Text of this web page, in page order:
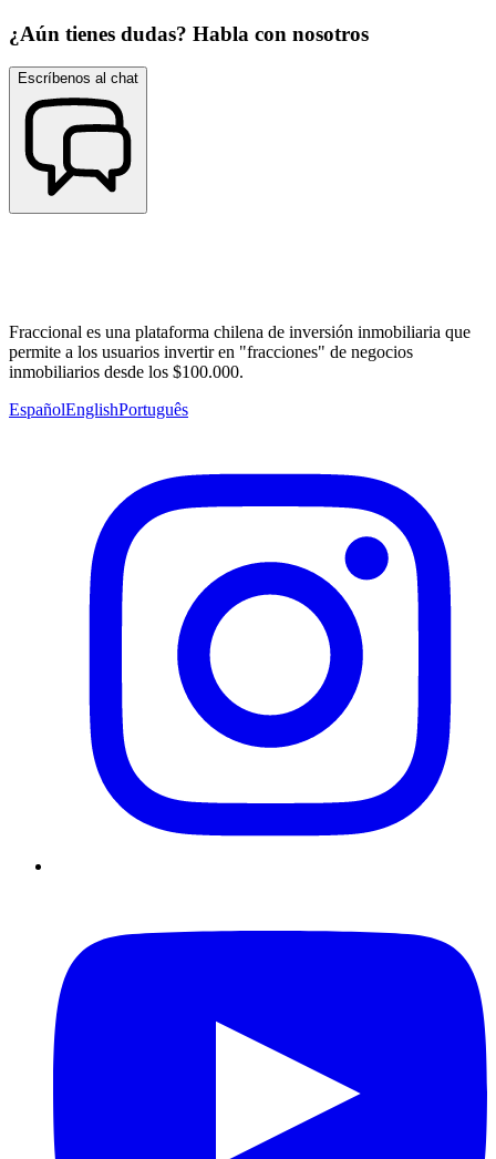
¿Aún tienes dudas? Habla con nosotros
Escríbenos al chat
Fraccional es una plataforma chilena de inversión inmobiliaria que
permite a los usuarios invertir en "fracciones" de negocios
inmobiliarios desde los $100.000.
EspañolEnglishPortuguês